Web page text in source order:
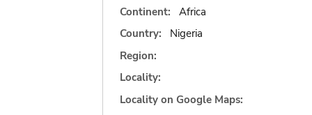
Continent:
Africa
Country:
Nigeria
Region:
Locality:
Locality on Google Maps: